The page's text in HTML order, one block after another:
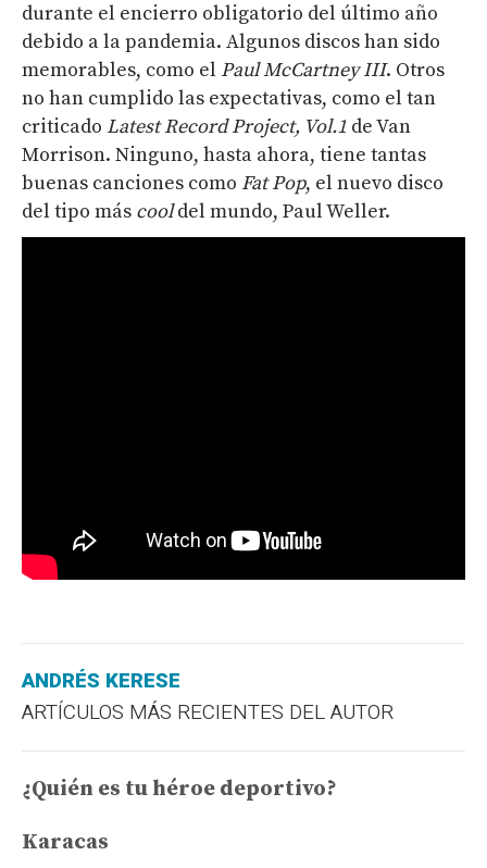
durante el encierro obligatorio del último año
debido a la pandemia. Algunos discos han sido
memorables, como el Paul McCartney III. Otros
no han cumplido las expectativas, como el tan
criticado Latest Record Project, Vol.1 de Van
Morrison. Ninguno, hasta ahora, tiene tantas
buenas canciones como Fat Pop, el nuevo disco
del tipo más cooldel mundo, Paul Weller.
ANDRÉS KERESE
ARTÍCULOS MÁS RECIENTES DEL AUTOR
¿Quién es tu héroe deportivo?
Karacas